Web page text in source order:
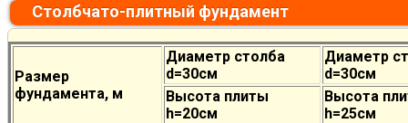
Столбчато-плитный фундамент
Размер
фундамента, м
Диаметр столба
d=30см
Диаметр
d=30см
Высота плиты
h=20см
Высота
h=25см